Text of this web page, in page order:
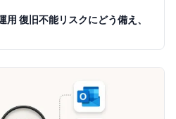
復旧不能リスクにどう備え、